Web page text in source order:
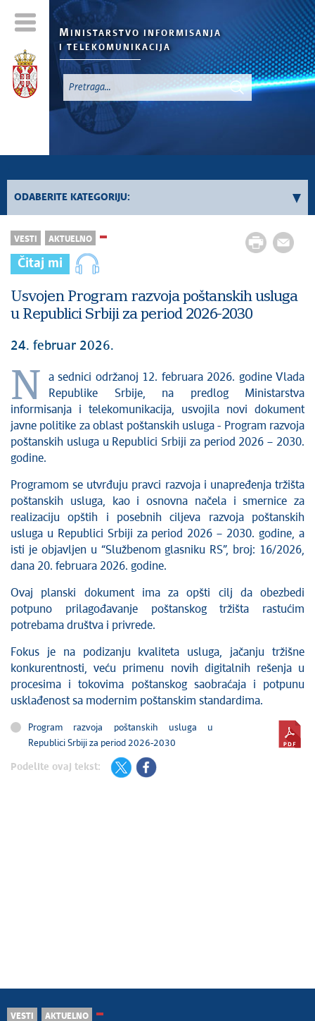
M INISTARSTVO INFORMISANJA
I TELEKOMUNIKACIJA
ODABERITE KATEGORIJU:
Konkursi iz oblasti informisanja
Konkursi iz oblasti telekomunikacija
Konkursi iz oblasti informacionog društva
VESTI AKTUELNO
Čitaj mi
Usvojen Program razvoja poštanskih usluga
u Republici Srbiji za period 2026-2030
24. februar 2026.
N
a sednici održanoj 12. februara 2026. godine Vlada
Republike Srbije, na predlog Ministarstva
informisanja i telekomunikacija, usvojila novi dokument
javne politike za oblast poštanskih usluga - Program razvoja
poštanskih usluga u Republici Srbiji za period 2026 – 2030.
godine.
Programom se utvrđuju pravci razvoja i unapređenja tržišta
poštanskih usluga, kao i osnovna načela i smernice za
realizaciju opštih i posebnih ciljeva razvoja poštanskih
usluga u Republici Srbiji za period 2026 – 2030. godine, a
isti je objavljen u “Službenom glasniku RS”, broj: 16/2026,
dana 20. februara 2026. godine.
Ovaj planski dokument ima za opšti cilj da obezbedi
potpuno prilagođavanje poštanskog tržišta rastućim
potrebama društva i privrede.
Fokus je na podizanju kvaliteta usluga, jačanju tržišne
konkurentnosti, veću primenu novih digitalnih rešenja u
procesima i tokovima poštanskog saobraćaja i potpunu
usklađenost sa modernim poštanskim standardima.
Program razvoja poštanskih usluga u
Republici Srbiji za period 2026-2030
Podelite ovaj tekst:
VESTI AKTUELNO